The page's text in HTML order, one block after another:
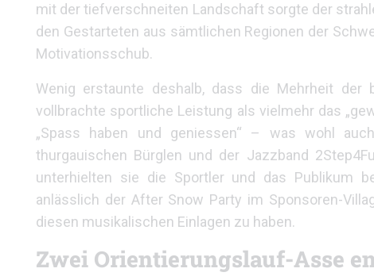
mit der tiefverschneiten Landschaft sorgte der
den Gestarteten aus sämtlichen Regionen der
Motivationsschub.
Wenig erstaunte deshalb, dass die Mehrheit der
vollbrachte sportliche Leistung als vielmehr das
„Spass haben und geniessen“ – was wohl
thurgauischen Bürglen und der Jazzband
unterhielten sie die Sportler und das Publikum
anlässlich der After Snow Party im Sponsoren-
diesen musikalischen Einlagen zu haben.
Zwei Orientierungslauf-Asse